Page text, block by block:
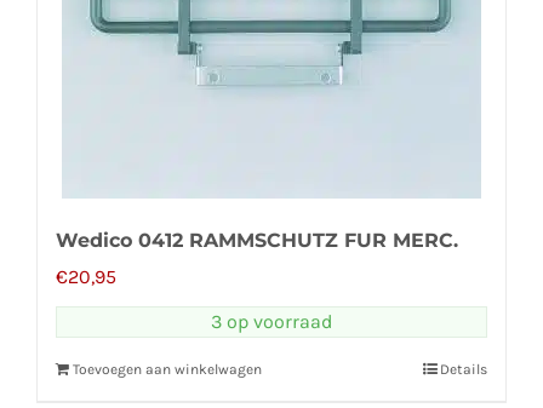
Wedico 0412 RAMMSCHUTZ FUR MERC.
€20,95
3 op voorraad
Toevoegen aan winkelwagen Details